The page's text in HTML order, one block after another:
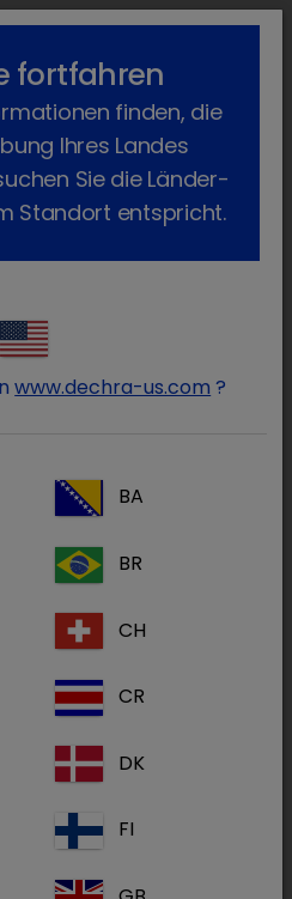
lock_outline search menu
fortfahren
finden, die
Ihres Landes
Sie die Länder-
Standort entspricht.
www.dechra-us.com ?
BA
BR
CH
CR
DK
FI